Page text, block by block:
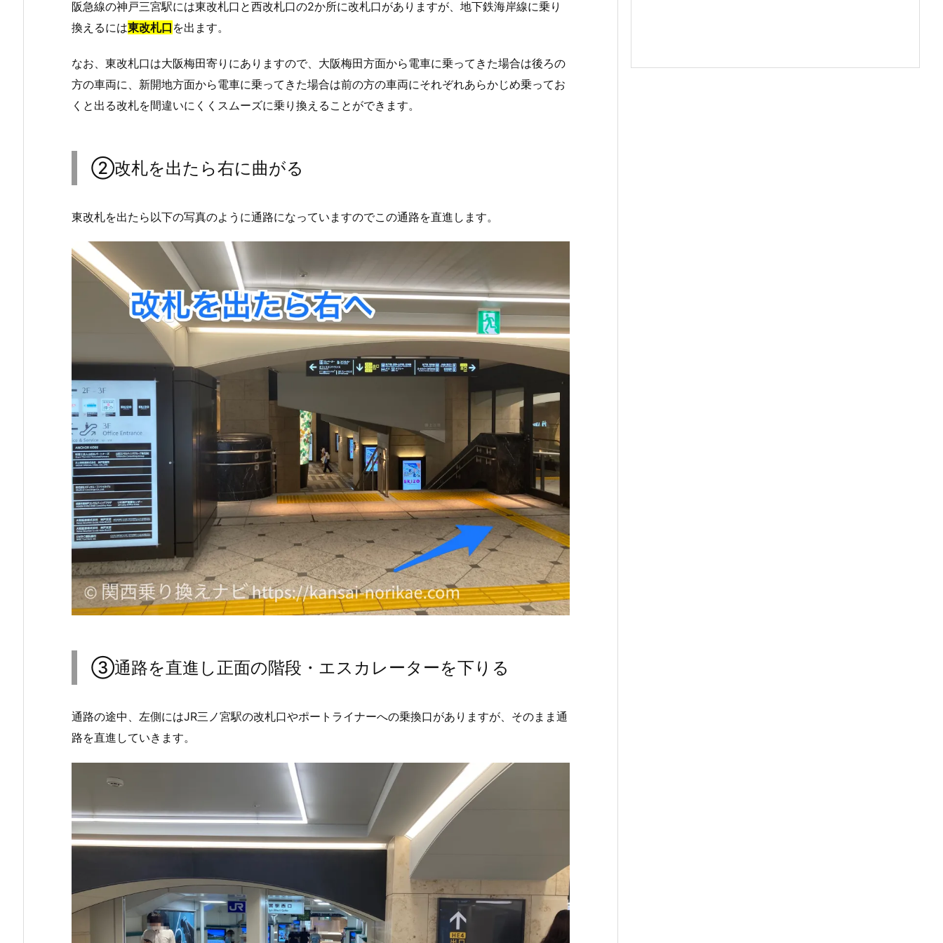
阪急線の神戸三宮駅には東改札口と西改札口の2か所に改札口がありますが、地下鉄海岸線に乗り
換えるには東改札口 を出ます。
なお、東改札口は大阪梅田寄りにありますので、大阪梅田方面から電車に乗ってきた場合は後ろの
方の車両に、新開地方面から電車に乗ってきた場合は前の方の車両にそれぞれあらかじめ乗ってお
くと出る改札を間違いにくくスムーズに乗り換えることができます。
②改札を出たら右に曲がる
東改札を出たら以下の写真のように通路になっていますのでこの通路を直進します。
③通路を直進し正面の階段・エスカレーターを下りる
通路の途中、左側にはJR三ノ宮駅の改札口やポートライナーへの乗換口がありますが、そのまま通
路を直進していきます。